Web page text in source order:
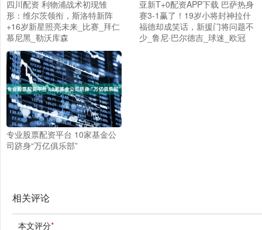
四川配资 利物浦战术初现雏
形：维尔茨领衔，斯洛特新阵
+16岁新星照亮未来_比赛_拜仁
慕尼黑_勒沃库森
亚新T+0配资APP下载 巴萨热身
赛3-1赢了！19岁小将封神拉什
福德却成笑话，新援门将问题不
少_鲁尼·巴尔德吉_球迷_欧冠
专业股票配资平台 10家基金公
司跻身“万亿俱乐部”
相关评论
本文评分*